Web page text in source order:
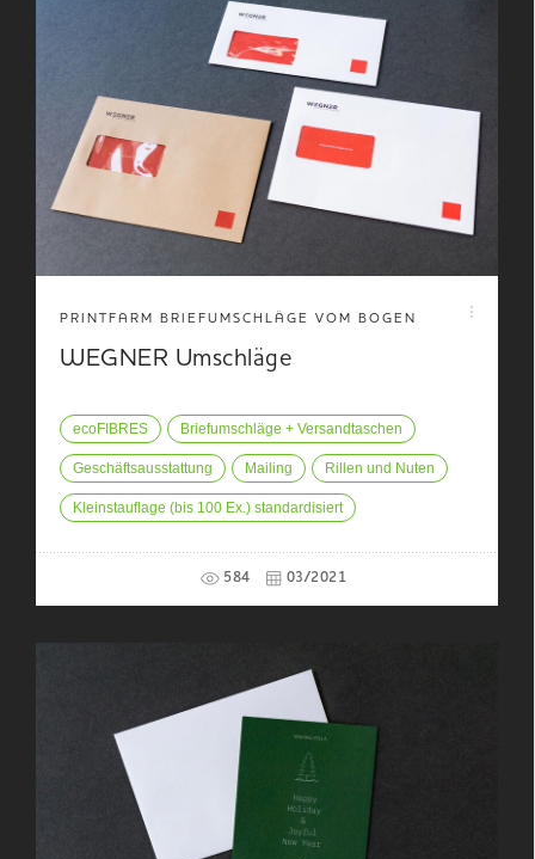
PRINTFARM BRIEFUMSCHLÄGE VOM BOGEN
WEGNER Umschläge
ecoFIBRES Briefumschläge + Versandtaschen
Geschäftsausstattung Mailing Rillen und Nuten
Kleinstauflage (bis 100 Ex.) standardisiert
584 03/2021